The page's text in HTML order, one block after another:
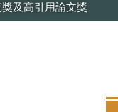
及高引用論文獎